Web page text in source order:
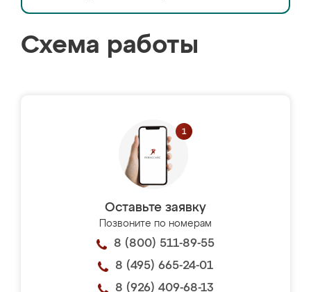
Схема работы
Оставьте заявку
Позвоните по номерам
8 (800) 511-89-55
8 (495) 665-24-01
8 (926) 409-68-13